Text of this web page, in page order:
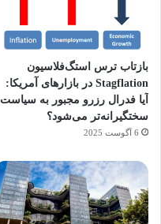
بازتاب ترس استگ‌فلاسیون
Stagflation در بازارهای آمریکا:
آیا فدرال رزرو مجبور به سیاست
سختگیرانه‌تر می‌شود؟
6 آگوست 2025